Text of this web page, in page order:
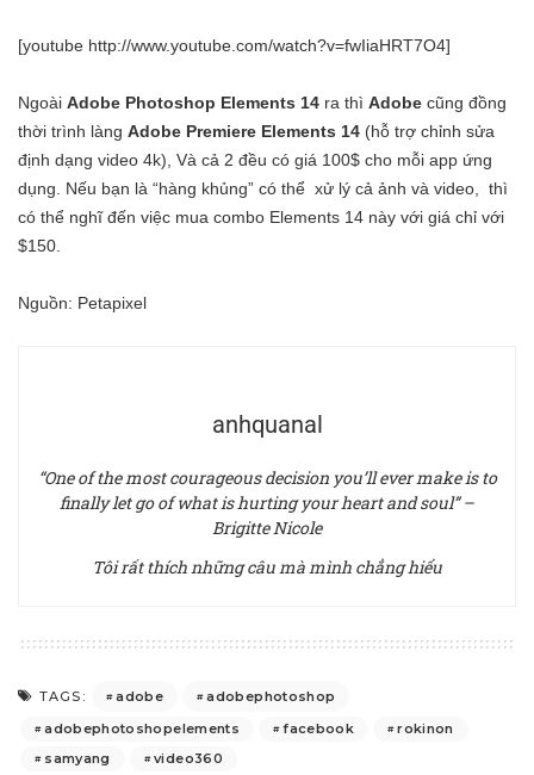
[youtube http://www.youtube.com/watch?v=fwIiaHRT7O4]
Ngoài Adobe Photoshop Elements 14 ra thì Adobe cũng đồng
thời trình làng Adobe Premiere Elements 14 (hỗ trợ chỉnh sửa
định dạng video 4k), Và cả 2 đều có giá 100$ cho mỗi app ứng
dụng. Nếu bạn là “hàng khủng” có thể xử lý cả ảnh và video, thì
có thể nghĩ đến việc mua combo Elements 14 này với giá chỉ với
$150.
Nguồn: Petapixel
anhquanal
“One of the most courageous decision you’ll ever make is to
finally let go of what is hurting your heart and soul” –
Brigitte Nicole
Tôi rất thích những câu mà mình chẳng hiểu
TAGS: adobe
adobephotoshop
adobephotoshopelements
facebook
rokinon
samyang
video360